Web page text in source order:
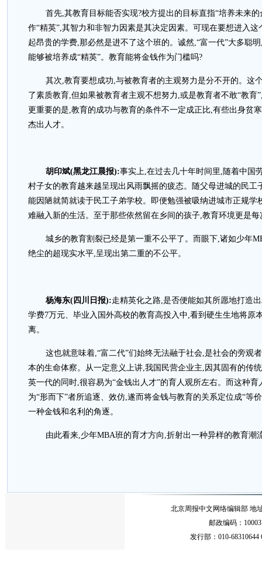
首先,其教育目标能否实现?校方提出的目标直指“培养未来
作“精英”,其智力和非智力因素是其决定因素。可现在要想进入
起昂贵的学费,那必然是进不了这个班的。诚然,“富一代”大多聪
能够被培养成“精英”。教育能将金钱作为门槛吗?
其次,教育要想成功,与被教育者的主观努力是分不开的。这
了素质教育,但如果被教育者主观不想努力,或是教育者不敢“教育
更重要的是,教育的成功与教育的条件不一定成正比,有些出身贫
杰出人才。
胡印斌(黑龙江晨报):事实上,在过去几十年时间里,随着中国
村子女的教育越来越呈现出风雨飘摇的疲态。随父母进城的民工
能因陋就简就读于民工子弟学校。即便勉强被吸纳进城市正规学
难融入新的生活。至于那些依然留在乡间的孩子,教育环境更是每
城乡的教育割裂已经是第一重不公平了。而眼下,诸如少年
绝尘的超现实水平,呈现出第二重的不公平。
杨海东(四川日报):走精英化之路,是否便能如其所愿地打造
学费7万元、毕业入国外高校的教育高投入中,看到硬生生地将原
离。
这也就意味着,“富二代”们始终无法融于社会,是社会的旁观
本的生命体察。从一定意义上讲,我国民营企业主,因其固有的传
英一代的同时,很容易为“金钱出人才”的育人观所左右。而这种
为“形而下”者所追逐、效仿,遂而将金钱与教育的关系定位成“等
一种金钱和名利的角逐。
由此看来,少年MBA班的育才方向,折射出一种异样的教育潮
北京周报中文网络编辑部 地
邮政编码：
发行部：010-68310644